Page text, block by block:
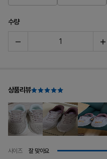
수량
상품리뷰
사이즈 잘 맞아요